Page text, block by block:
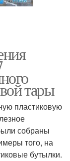
тары
пластиковую
собраны
того, на
бутылки.